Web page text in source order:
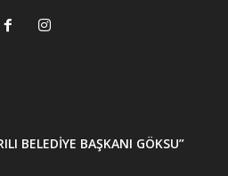
BELEDİYE BAŞKANI GÖKSU”